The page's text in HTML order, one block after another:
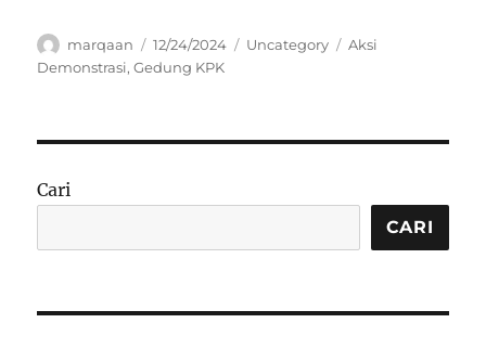
Author
marqaan
Posted
on
12/24/2024 Categories
Uncategory Tags
Aksi
Demonstrasi,Gedung KPK
Cari
CARI